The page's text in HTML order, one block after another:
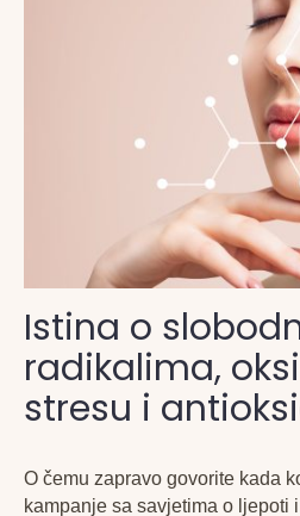
Istina o
radikalima,
stresu i
O čemu zapravo govorite kada
kampanje sa savjetima o ljepoti